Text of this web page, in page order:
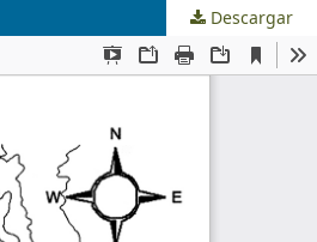
Descargar